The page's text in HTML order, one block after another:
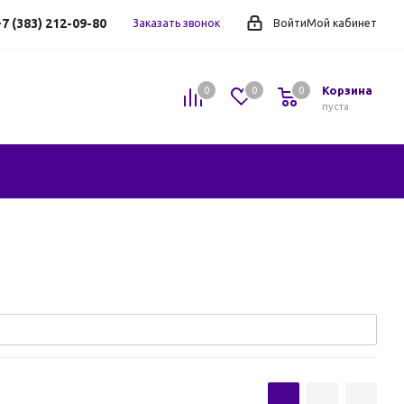
ВойтиМой кабинет
(383) 212-09-80 Заказать звонок
0 0 Корзина
0
пуста
0